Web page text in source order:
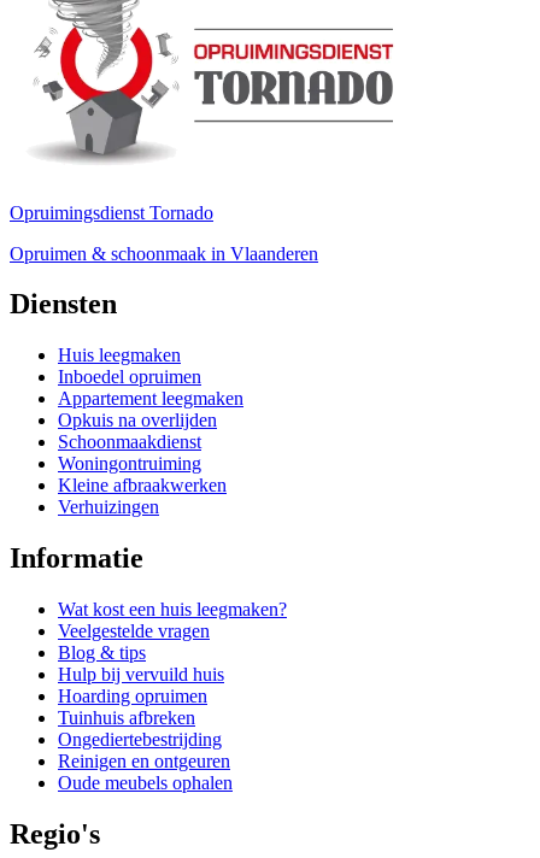
Opruimingsdienst Tornado
Opruimen & schoonmaak in Vlaanderen
Diensten
Huis leegmaken
Inboedel opruimen
Appartement leegmaken
Opkuis na overlijden
Schoonmaakdienst
Woningontruiming
Kleine afbraakwerken
Verhuizingen
Informatie
Wat kost een huis leegmaken?
Veelgestelde vragen
Blog & tips
Hulp bij vervuild huis
Hoarding opruimen
Tuinhuis afbreken
Ongediertebestrijding
Reinigen en ontgeuren
Oude meubels ophalen
Regio's